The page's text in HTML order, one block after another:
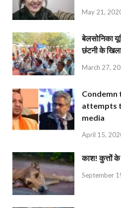
May 21,
बेलसोनिका
छंटनी के
March 27,
Condemn
attempts
media
April 15,
काश! कुत्तों के
September